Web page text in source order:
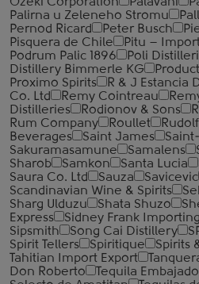
Palirna u Zeleneho Stromu
Pernod Ricard
Peter Busch
Pisquera de Chile
Pitu –
Podrum Palic 1896
Poli
Distillery Bimmerle KG
Proximo Spirits
R & J Estancia
Co. Ltd
Remy Cointreau
Distilleries
Rodionov & Sons
Rum Company
Roullet
Beverages
Saint James
Sakuramasamune
Samalens
Sharob
Samkon Santa Lucia
Saura Co. Ltd
Sauza Savicevic
Scandinavian Wine & Spirits
Sharg Ulduzu
Shata Shuzo
Express
Sidney Frank
Sipsmith
Song Cai Distillery
Spirit Tellers
Spiritique Spirits
Tahitian Import Export
Don Roberto
Tequila